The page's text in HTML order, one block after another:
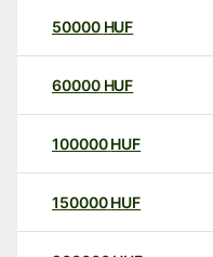
50000 HUF
60000 HUF
100000 HUF
150000 HUF